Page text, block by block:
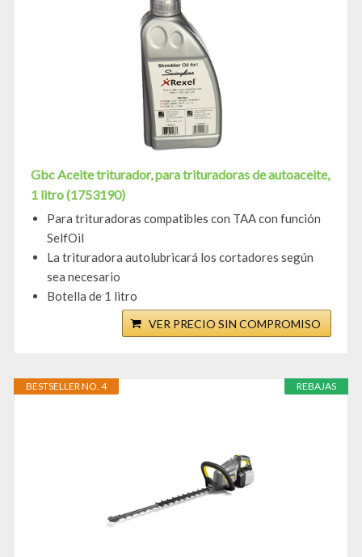
Gbc Aceite triturador, para trituradoras de autoaceite,
1 litro (1753190)
Para trituradoras compatibles con TAA con función
SelfOil
La trituradora autolubricará los cortadores según
sea necesario
Botella de 1 litro
VER PRECIO SIN COMPROMISO
REBAJAS
BESTSELLER NO. 4